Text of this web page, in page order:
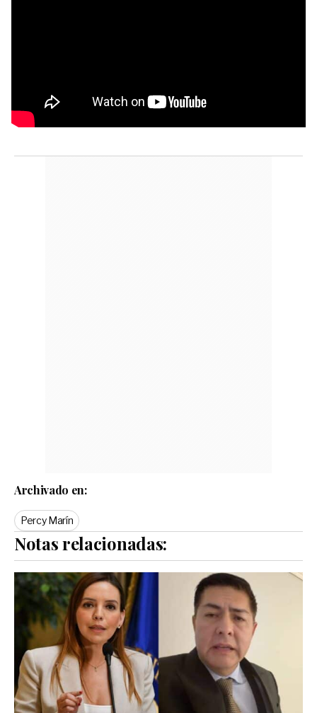
Archivado en:
Percy Marín
Notas relacionadas: